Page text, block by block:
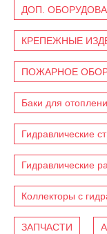
ДОП.
КРЕПЕЖНЫЕ
ПОЖАРНОЕ
Баки для
Гидравлические
Гидравлические
Коллекторы с
ЗАПЧАСТИ